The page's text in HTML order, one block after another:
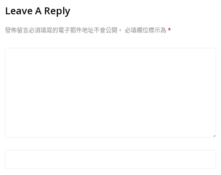
Leave A Reply
發佈留言必須填寫的電子郵件地址不會公開。 必填欄位標示為 *